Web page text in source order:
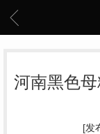
河南黑色
[发